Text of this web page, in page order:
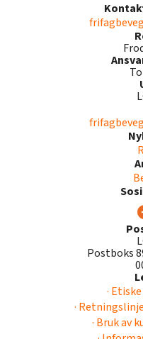
Postboks
·
·
· Bruk av